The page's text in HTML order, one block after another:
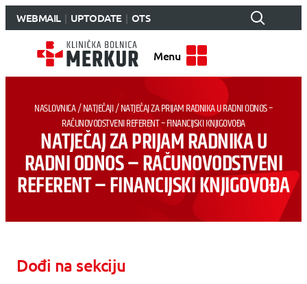
WEBMAIL UPTODATE OTS
Menu
NASLOVNICA/NATJEČAJI/NATJEČAJ ZA PRIJAM RADNIKA U RADNI ODNOS –
RAČUNOVODSTVENI REFERENT – FINANCIJSKI KNJIGOVOĐA
NATJEČAJ ZA PRIJAM RADNIKA U
RADNI ODNOS – RAČUNOVODSTVENI
REFERENT – FINANCIJSKI KNJIGOVOĐA
Dođi na sekciju